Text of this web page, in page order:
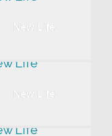
New Life
New Life